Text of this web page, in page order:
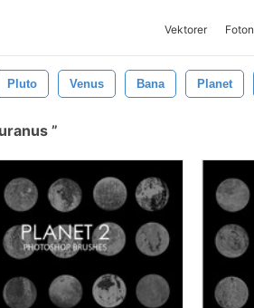
Vektorer Foton
Pluto Venus Bana Planet
uranus